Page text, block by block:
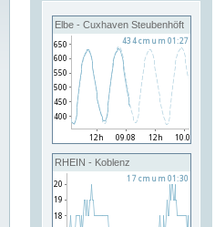
Elbe - Cuxhaven Steubenhöft
RHEIN - Koblenz